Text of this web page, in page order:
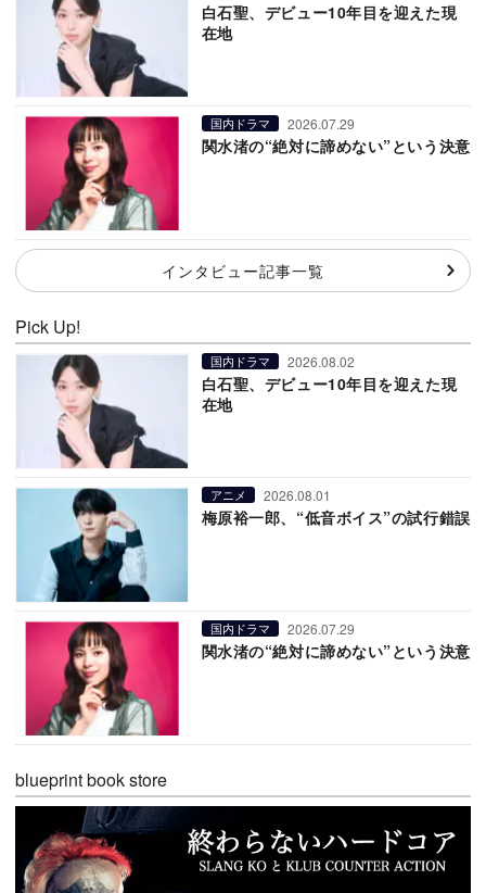
白石聖、デビュー10年目を迎えた現
在地
国内ドラマ 2026.07.29
関水渚の“絶対に諦めない”という決意
インタビュー記事一覧
Pick Up!
国内ドラマ 2026.08.02
白石聖、デビュー10年目を迎えた現
在地
アニメ 2026.08.01
梅原裕一郎、“低音ボイス”の試行錯誤
国内ドラマ 2026.07.29
関水渚の“絶対に諦めない”という決意
blueprint book store